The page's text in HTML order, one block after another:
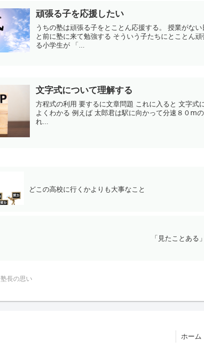
頑張る子を応援したい
うちの塾は頑張る子をとことん応援する。 授業がな
と前に塾に来て勉強する そういう子たちにとことん
る小学生が 「...
文字式について理解する
方程式の利用 要するに文章問題 これに入ると 文字式
よくわかる 例えば 太郎君は駅に向かって分速８０ⅿ
れ...
どこの高校に行くかよりも大事なこと
「見たことある
塾長の思い
ホーム